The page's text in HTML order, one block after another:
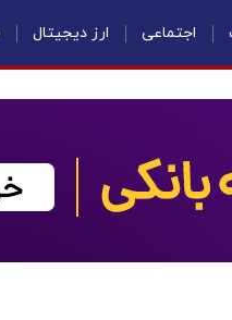
اجتماعی ارز دیجیتال